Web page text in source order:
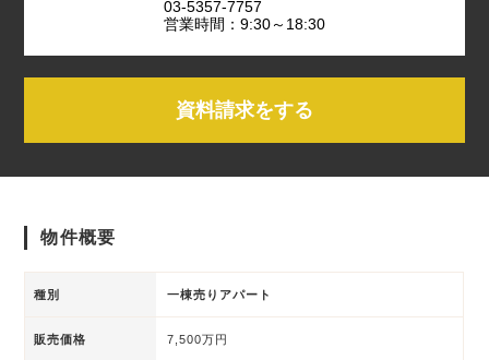
03-5357-7757
営業時間：9:30～18:30
資料請求をする
物件概要
種別 一棟売りアパート
販売価格 7,500万円